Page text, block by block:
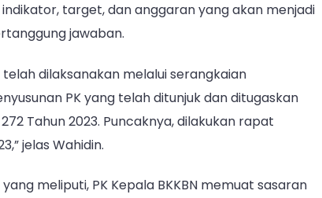
target, dan anggaran yang akan menjadi
jawaban.
telah dilaksanakan melalui serangkaian
PK yang telah ditunjuk dan ditugaskan
Tahun 2023. Puncaknya, dilakukan rapat
jelas Wahidin.
meliputi, PK Kepala BKKBN memuat sasaran